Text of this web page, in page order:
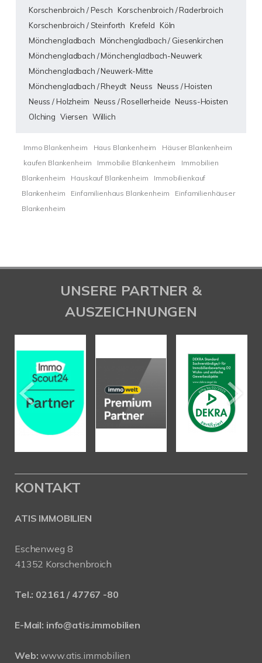
Korschenbroich / Pesch Korschenbroich / Raderbroich
Korschenbroich / Steinforth Krefeld Köln
Mönchengladbach Mönchengladbach / Giesenkirchen
Mönchengladbach / Mönchengladbach-Neuwerk
Mönchengladbach / Neuwerk-Mitte
Mönchengladbach / Rheydt Neuss Neuss / Hoisten
Neuss / Holzheim Neuss / Rosellerheide Neuss-Hoisten
Olching Viersen Willich
Immo Blankenheim Haus Blankenheim
Häuser Blankenheim
kaufen Blankenheim
Immobilie Blankenheim
Immobilien
Blankenheim
Hauskauf Blankenheim
Immobilienkauf
Blankenheim
Einfamilienhaus Blankenheim
Einfamilienhäuser
Blankenheim
UNSERE PARTNER &
AUSZEICHNUNGEN
KONTAKT
ATIS IMMOBILIEN
Eschenweg 8
41352 Korschenbroich
Tel.: 02161 / 47767 -80
E-Mail: info@atis.immobilien
Web: www.atis.immobilien